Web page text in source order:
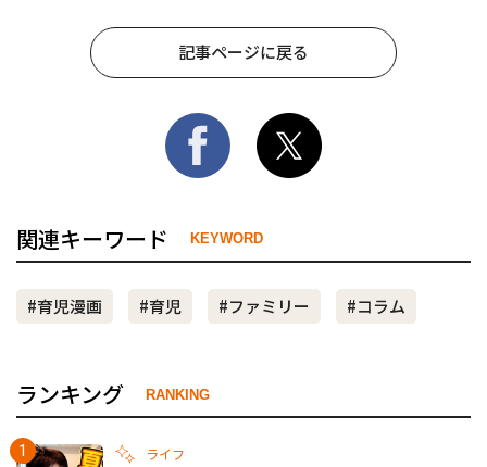
記事ページに戻る
関連キーワード KEYWORD
#育児漫画 #育児 #ファミリー #コラム
ランキング RANKING
ライフ